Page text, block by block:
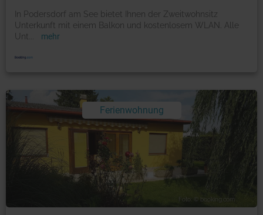
In Podersdorf am See bietet Ihnen der Zweitwohnsitz
Unterkunft mit einem Balkon und kostenlosem WLAN. Alle
Unt
mehr
Ferienwohnung
Foto: © booking.com